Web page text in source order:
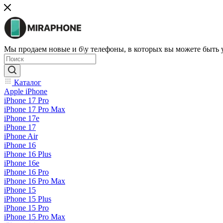
Мы продаем новые и б\у телефоны, в которых вы можете быть
Каталог
Apple iPhone
iPhone 17 Pro
iPhone 17 Pro Max
iPhone 17e
iPhone 17
iPhone Air
iPhone 16
iPhone 16 Plus
iPhone 16e
iPhone 16 Pro
iPhone 16 Pro Max
iPhone 15
iPhone 15 Plus
iPhone 15 Pro
iPhone 15 Pro Max